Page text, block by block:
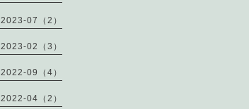
2023-07（2）
2023-02（3）
2022-09（4）
2022-04（2）